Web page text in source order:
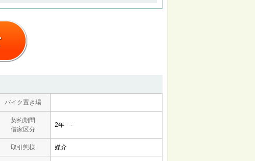
バイク置き場
契約期間
借家区分
2年 -
取引態様 媒介